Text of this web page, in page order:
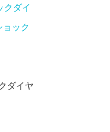
クダイ
ョック
ダイヤ